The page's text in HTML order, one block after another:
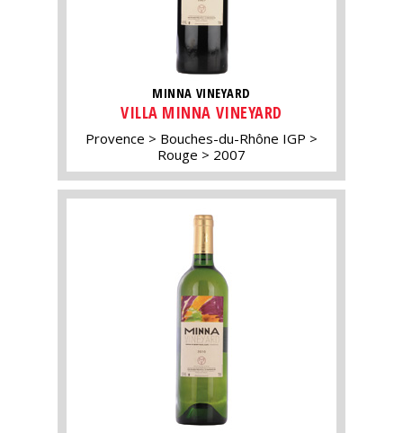
MINNA VINEYARD
VILLA MINNA VINEYARD
Provence
Bouches-du-Rhône IGP
Rouge
2007